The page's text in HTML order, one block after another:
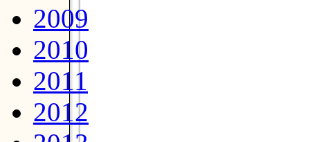
2009
2010
2011
2012